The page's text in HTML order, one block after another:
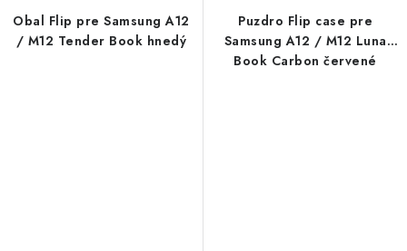
Obal Flip pre Samsung A12
/ M12 Tender Book hnedý
Puzdro Flip case pre
Samsung A12 / M12 Luna
Book Carbon červené